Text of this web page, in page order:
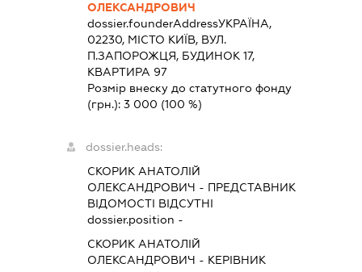
ОЛЕКСАНДРОВИЧ
dossier.founderAddressУКРАЇНА,
02230, МІСТО КИЇВ, ВУЛ.
П.ЗАПОРОЖЦЯ, БУДИНОК 17,
КВАРТИРА 97
Розмір внеску до статутного фонду
(грн.):3 000 (100 %)
dossier.heads:
СКОРИК АНАТОЛІЙ
ОЛЕКСАНДРОВИЧ - ПРЕДСТАВНИК
ВІДОМОСТІ ВІДСУТНІ
dossier.position -
СКОРИК АНАТОЛІЙ
ОЛЕКСАНДРОВИЧ - КЕРІВНИК